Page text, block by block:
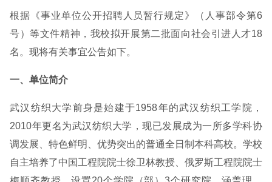
根据《事业单位公开招聘人员暂行规定》（人事部令第6
号）等文件精神，我校拟开展第二批面向社会引进人才18
名。现将有关事宜公告如下。
一、单位简介
武汉纺织大学前身是始建于1958年的武汉纺织工学院，
2010年更名为武汉纺织大学，现已发展成为一所多学科协
调发展、特色鲜明、优势突出的普通全日制本科高校。学校
自主培养了中国工程院院士徐卫林教授、俄罗斯工程院院士